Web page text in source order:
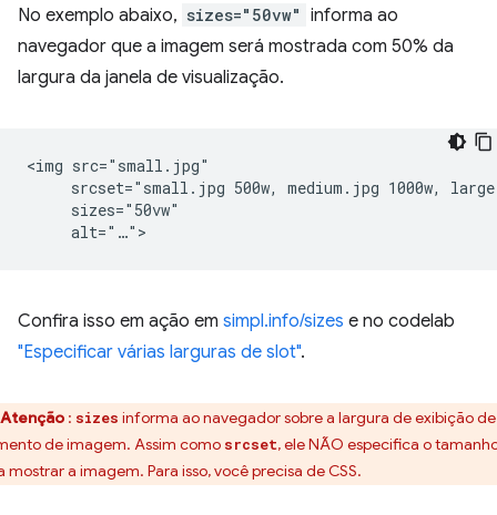
No exemplo abaixo, sizes="50vw" informa ao
navegador que a imagem será mostrada com 50% da
largura da janela de visualização.
<img src="small.jpg"
srcset="small.jpg 500w, medium.jpg 1000w,
     sizes="50vw"
Confira isso em ação em simpl.info/sizes e no codelab
"Especificar várias larguras de slot".
Atenção : sizes informa ao navegador sobre a largura de exibição
de imagem. Assim como srcset, ele NÃO especifica o
mostrar a imagem. Para isso, você precisa de CSS.